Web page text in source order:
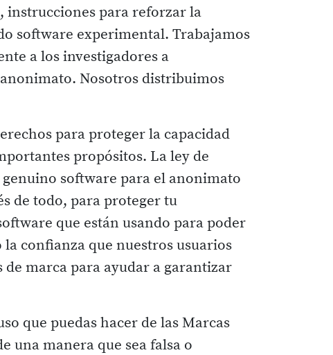
instrucciones para reforzar la
software experimental. Trabajamos
a los investigadores a
Nosotros distribuimos
para proteger la capacidad
propósitos. La ley de
software para el anonimato
de todo, para proteger tu
que están usando para poder
confianza que nuestros usuarios
marca para ayudar a garantizar
que puedas hacer de las Marcas
una manera que sea falsa o